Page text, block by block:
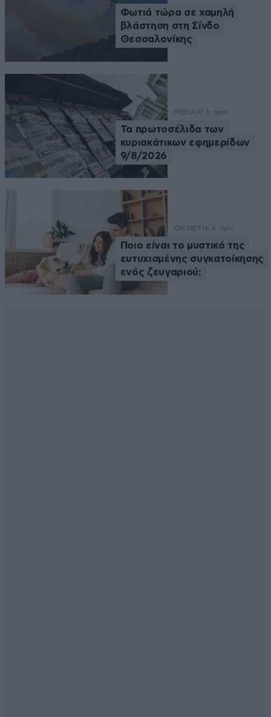
Φωτιά τώρα σε χαμηλή
βλάστηση στη Σίνδο
Θεσσαλονίκης
MEDIA 10 λ. πριν
Τα πρωτοσέλιδα των
κυριακάτικων εφημερίδων
9/8/2026
ON NET 16 λ. πριν
Ποιο είναι το μυστικό της
ευτυχισμένης συγκατοίκησης
ενός ζευγαριού;